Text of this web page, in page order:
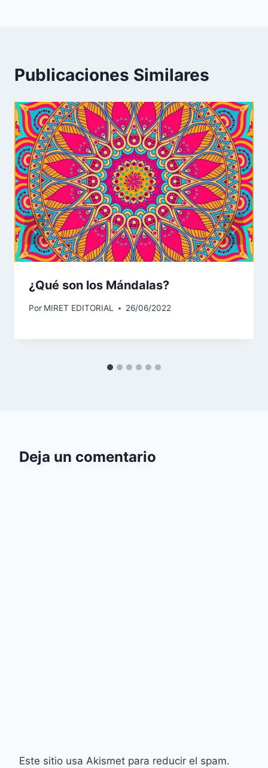
Publicaciones Similares
¿Qué son los Mándalas?
Por MIRET EDITORIAL 26/06/2022
Deja un comentario
Este sitio usa Akismet para reducir el spam.